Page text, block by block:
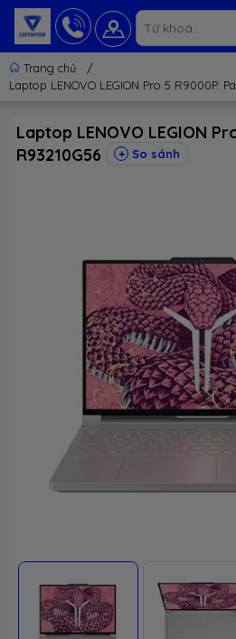
Trang chủ
/
Laptop LENOVO LEGION Pro 5 R9000P.
Laptop LENOVO LEGION
R93210G56
So sánh